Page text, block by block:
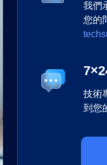
我們
您的
技術
到您